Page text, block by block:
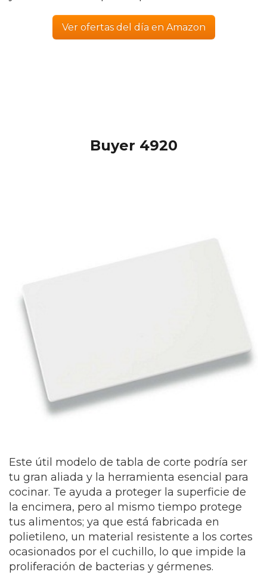
Ver ofertas del día en Amazon
Buyer 4920
Este útil modelo de tabla de corte podría ser
tu gran aliada y la herramienta esencial para
cocinar. Te ayuda a proteger la superficie de
la encimera, pero al mismo tiempo protege
tus alimentos; ya que está fabricada en
polietileno, un material resistente a los cortes
ocasionados por el cuchillo, lo que impide la
proliferación de bacterias y gérmenes.